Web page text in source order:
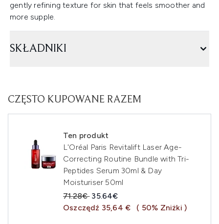
gently refining texture for skin that feels smoother and
more supple.
SKŁADNIKI
CZĘSTO KUPOWANE RAZEM
Ten produkt
L'Oréal Paris Revitalift Laser Age-
Correcting Routine Bundle with Tri-
Peptides Serum 30ml & Day
Moisturiser 50ml
Sugerowana cena detaliczna:
71.28€ Aktualna cena:
35.64€
Oszczędź 35,64 €
( 50% Zniżki )